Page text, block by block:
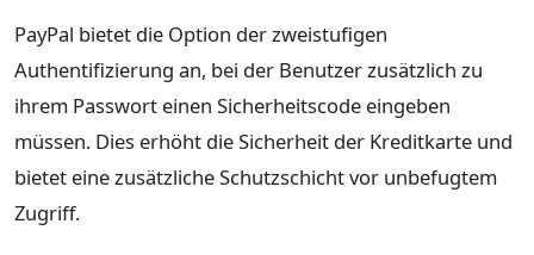
PayPal bietet die Option der zweistufigen
Authentifizierung an, bei der Benutzer zusätzlich zu
ihrem Passwort einen Sicherheitscode eingeben
müssen. Dies erhöht die Sicherheit der Kreditkarte und
bietet eine zusätzliche Schutzschicht vor unbefugtem
Zugriff.